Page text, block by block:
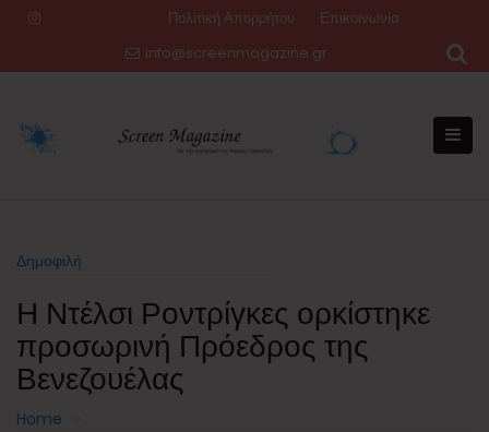
Πολιτική Απορρήτου
Επικοινωνία
info@screenmagazine.gr
Δημοφιλή
Η Ντέλσι Ροντρίγκες ορκίστηκε
προσωρινή Πρόεδρος της
Βενεζουέλας
Home